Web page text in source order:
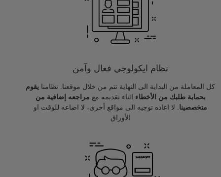
نظام ايكولوجي فعال وآمن
كل المعاملة من البداية الى النهاية تتم من خلال موقعنا. نظامنا يقوم
بحماية طلبك من الأخطاء اثناء تقديمه مع مراجعه إضافية من
متخصصينا . لا اعاده توجيه الى مواقع أخرى، لا اضاعه للوقت او
الأوراق